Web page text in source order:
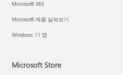
Microsoft 365
Microsoft 제품 살펴보기
Windows 11 앱
Microsoft Store